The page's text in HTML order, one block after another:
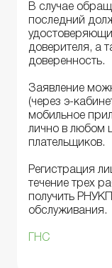
В случае
последний
доверителя, а
доверенность.
Заявление
(через э-
мобильное
лично в любом
плательщиков.
Регистрация
течение трех
получить
обслуживания.
ГНС